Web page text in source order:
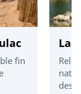
fin